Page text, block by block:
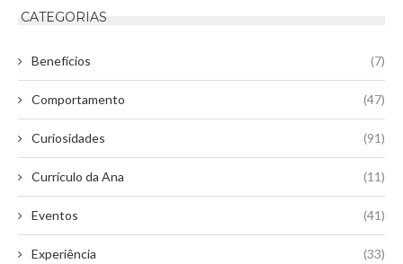
CATEGORIAS
Benefícios (7)
Comportamento (47)
Curiosidades (91)
Currículo da Ana (11)
Eventos (41)
Experiência (33)